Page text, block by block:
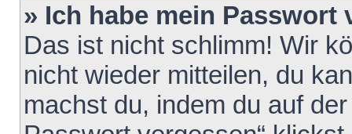
» Ich habe mein Passwort
Das ist nicht schlimm! Wir
nicht wieder mitteilen, du
machst du, indem du auf